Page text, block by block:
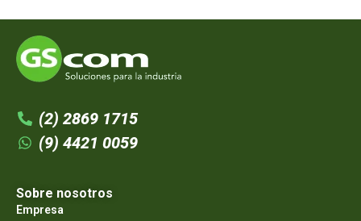
(2) 2869 1715
(9) 4421 0059
Sobre nosotros
Empresa